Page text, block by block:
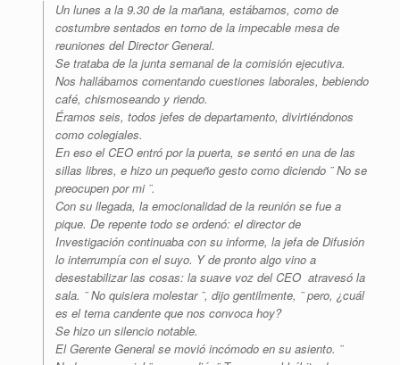
Un lunes a la 9.30 de la mañana, estábamos, como de
costumbre sentados en torno de la impecable mesa de
reuniones del Director General.
Se trataba de la junta semanal de la comisión ejecutiva.
Nos hallábamos comentando cuestiones laborales, bebiendo
café, chismoseando y riendo.
Éramos seis, todos jefes de departamento, divirtiéndonos
como colegiales.
En eso el CEO entró por la puerta, se sentó en una de las
sillas libres, e hizo un pequeño gesto como diciendo ¨ No se
preocupen por mi ¨.
Con su llegada, la emocionalidad de la reunión se fue a
pique. De repente todo se ordenó: el director de
Investigación continuaba con su informe, la jefa de Difusión
lo interrumpía con el suyo. Y de pronto algo vino a
desestabilizar las cosas: la suave voz del CEO atravesó la
sala. ¨ No quisiera molestar ¨, dijo gentilmente, ¨ pero, ¿cuál
es el tema candente que nos convoca hoy?
Se hizo un silencio notable.
El Gerente General se movió incómodo en su asiento. ¨